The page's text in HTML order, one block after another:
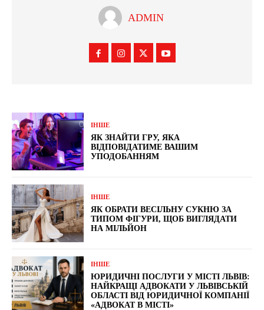
ADMIN
ІНШЕ
ЯК ЗНАЙТИ ГРУ, ЯКА
ВІДПОВІДАТИМЕ ВАШИМ
УПОДОБАННЯМ
ІНШЕ
ЯК ОБРАТИ ВЕСІЛЬНУ СУКНЮ ЗА
ТИПОМ ФІГУРИ, ЩОБ ВИГЛЯДАТИ
НА МІЛЬЙОН
ІНШЕ
ЮРИДИЧНІ ПОСЛУГИ У МІСТІ ЛЬВІВ:
НАЙКРАЩІ АДВОКАТИ У ЛЬВІВСЬКІЙ
ОБЛАСТІ ВІД ЮРИДИЧНОЇ КОМПАНІЇ
«АДВОКАТ В МІСТІ»